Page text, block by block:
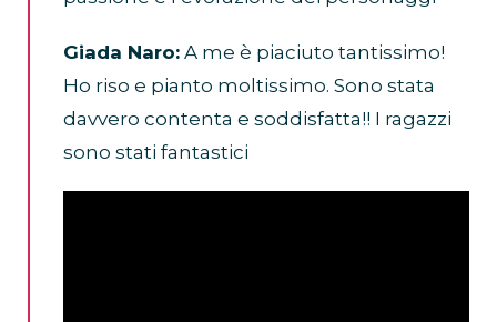
Giada Naro: A me è piaciuto tantissimo!
Ho riso e pianto moltissimo. Sono stata
davvero contenta e soddisfatta!! I ragazzi
sono stati fantastici